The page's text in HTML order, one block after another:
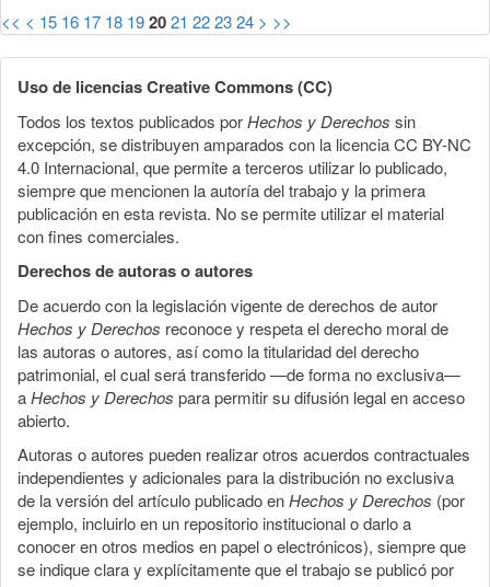
<< < 15 16 17 18 192021 222324 > >>
Uso de licencias Creative Commons (CC)
Todos los textos publicados porHechos y Derechos sin
excepción, se distribuyen amparados con la licencia CC BY-NC
4.0 Internacional, que permite a terceros utilizar lo publicado,
siempre que mencionen la autoría del trabajo y la primera
publicación en esta revista. No se permite utilizar el material
con fines comerciales.
Derechos de autoras o autores
De acuerdo con la legislación vigente de derechos de autor
Hechos y Derechos reconoce y respeta el derecho moral de
las autoras o autores, así como la titularidad del derecho
patrimonial, el cual será transferido —de forma no exclusiva—
aHechos y Derechos para permitir su difusión legal en acceso
abierto.
Autoras o autores pueden realizar otros acuerdos contractuales
independientes y adicionales para la distribución no exclusiva
de la versión del artículo publicado enHechos y Derechos (por
ejemplo, incluirlo en un repositorio institucional o darlo a
conocer en otros medios en papel o electrónicos), siempre que
se indique clara y explícitamente que el trabajo se publicó por